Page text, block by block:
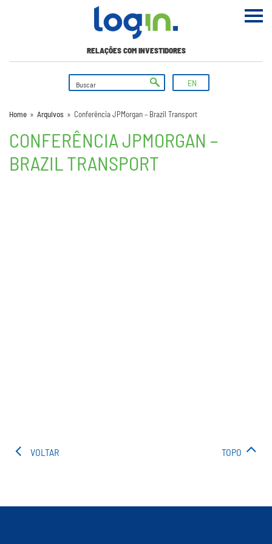
RELAÇÕES COM INVESTIDORES
EN
Home » Arquivos » Conferência JPMorgan – Brazil Transport
CONFERÊNCIA JPMORGAN –
BRAZIL TRANSPORT
VOLTAR TOPO